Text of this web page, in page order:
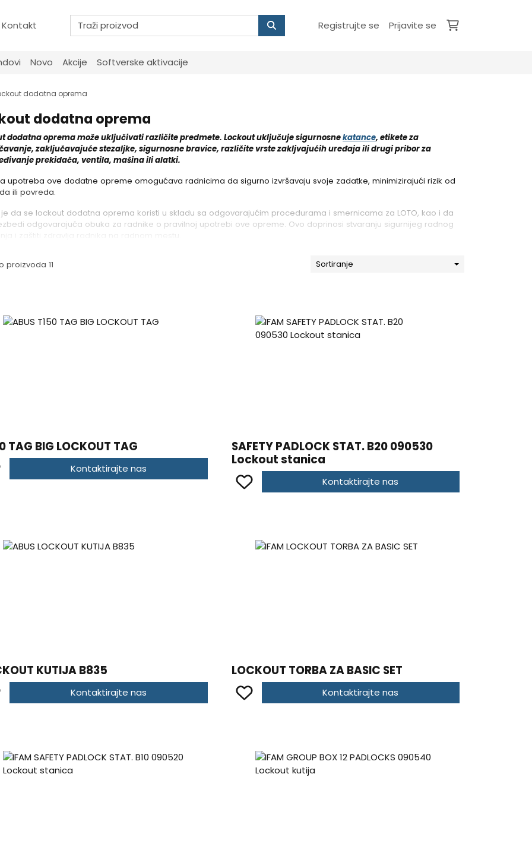
Kontakt Registrujte se Prijavite se
Novo Akcije Softverske aktivacije
dodatna oprema
dodatna oprema
dodatna oprema može uključivati različite predmete. Lockout uključuje sigurnosnekatance, etikete za
zaključavajuće stezaljke, sigurnosne bravice, različite vrste zakljvajućih uređaja ili drugi pribor za
prekidača, ventila, mašina ili alatki.
upotreba ove dodatne opreme omogućava radnicima da sigurno izvršavaju svoje zadatke, minimizirajući rizik od
ili povreda.
je da se lockout dodatna oprema koristi u skladu sa odgovarajućim procedurama i smernicama za LOTO, kao i da
odgovarajuća obuka za radnike o pravilnoj upotrebi ove opreme. Ovo doprinosi stvaranju sigurnijeg radnog
proizvoda 11 Sortiranje
TAG BIG LOCKOUT TAG
Kontaktirajte nas
SAFETY PADLOCK STAT. B20 090530
Lockout stanica
Kontaktirajte nas
KUTIJA B835
Kontaktirajte nas
LOCKOUT TORBA ZA BASIC SET
Kontaktirajte nas